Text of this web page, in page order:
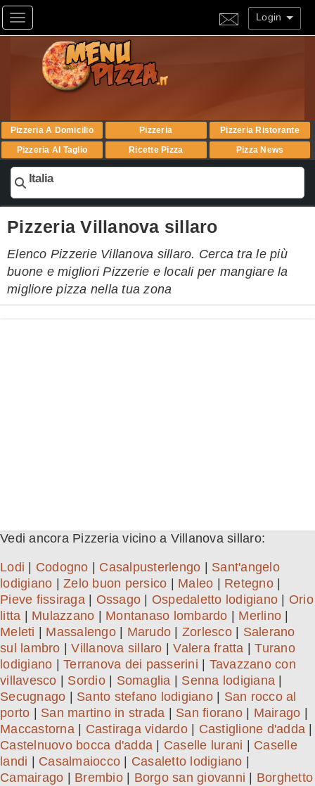
Toggle navigation Login
Pizzeria A Domicilio Pizzeria
Pizzeria Ristorante
Pizzeria Al Taglio
Ricette Pizza Pizza News
Italia
Pizzeria Villanova sillaro
Elenco Pizzerie Villanova sillaro. Cerca tra le più
buone e migliori Pizzerie e locali per mangiare la
migliore pizza nella tua zona
Vedi ancora Pizzeria vicino a Villanova sillaro:
Lodi Codogno Casalpusterlengo
Sant'angelo
lodigiano
Zelo buon persico Maleo Retegno|
Pieve fissiraga| Ossago Ospedaletto lodigiano
Orio
litta
Mulazzano Montanaso lombardo Merlino
Meleti
Massalengo| Marudo Zorlesco| Salerano
sul lambro |Villanova sillaro |Valera fratta |Turano
lodigiano
Terranova dei passerini
Tavazzano con
villavesco
Sordio| Somaglia Senna lodigiana
Secugnago
Santo stefano lodigiano| San rocco al
porto
San martino in strada San fiorano| Mairago
Maccastorna| Castiraga vidardo| Castiglione d'adda
Castelnuovo bocca d'adda
Caselle lurani
Caselle
landi
Casalmaiocco Casaletto lodigiano
Camairago
Brembio| Borgo san giovanni
Borghetto